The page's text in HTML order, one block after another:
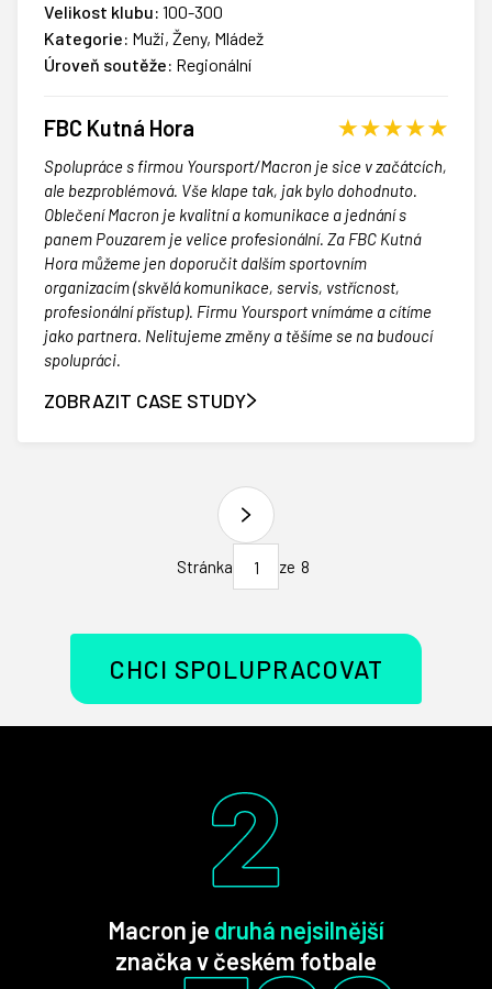
Velikost klubu: 100-300
Kategorie: Muži, Ženy, Mládež
Úroveň soutěže: Regionální
FBC Kutná Hora
​​Spolupráce s firmou Yoursport/Macron je sice v začátcích,
ale bezproblémová. Vše klape tak, jak bylo dohodnuto.
Oblečení Macron je kvalitní a komunikace a jednání s
panem Pouzarem je velice profesionální. Za FBC Kutná
Hora můžeme jen doporučit dalším sportovním
organizacím (skvělá komunikace, servis, vstřícnost,
profesionální přístup). Firmu Yoursport vnímáme a cítíme
jako partnera. Nelitujeme změny a těšíme se na budoucí
spolupráci.
ZOBRAZIT CASE STUDY
Stránka 1 ze 8
CHCI SPOLUPRACOVAT
Macron je druhá nejsilnější
značka v českém fotbale